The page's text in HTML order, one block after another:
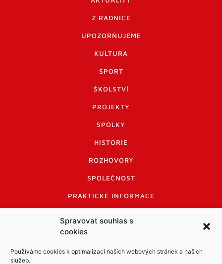
Spravovat souhlas s
cookies
Používáme cookies k optimalizaci našich webových stránek a našich
služeb.
Z RADNICE
UPOZORŇUJEME
KULTURA
SPORT
ŠKOLSTVÍ
PROJEKTY
SPOLKY
HISTORIE
ROZHOVORY
SPOLEČNOST
PRAKTICKÉ INFORMACE
INFORMACE A KODEX DISKUTUJÍCÍCH
LOGO A LOGO MANUÁL